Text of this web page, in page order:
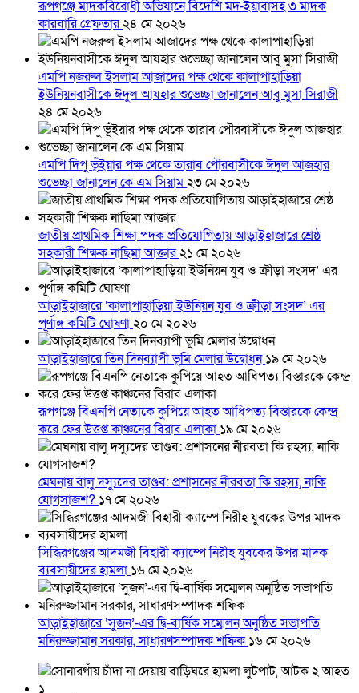
রূপগঞ্জে মাদকবিরোধী অভিযানে বিদেশি মদ-ইয়াবাসহ ৩ মাদক
কারবারি গ্রেফতার২৪ মে ২০২৬
এমপি নজরুল ইসলাম আজাদের পক্ষ থেকে কালাপাহাড়িয়া
ইউনিয়নবাসীকে ঈদুল আযহার শুভেচ্ছা জানালেন আবু মুসা সিরাজী
২৪ মে ২০২৬
এমপি দিপু ভূঁইয়ার পক্ষ থেকে তারাব পৌরবাসীকে ঈদুল আজহার
শুভেচ্ছা জানালেন কে এম সিয়াম২৩ মে ২০২৬
জাতীয় প্রাথমিক শিক্ষা পদক প্রতিযোগিতায় আড়াইহাজারে শ্রেষ্ঠ
সহকারী শিক্ষক নাছিমা আক্তার২১ মে ২০২৬
আড়াইহাজারে ‘কালাপাহাড়িয়া ইউনিয়ন যুব ও ক্রীড়া সংসদ’ এর
পূর্ণাঙ্গ কমিটি ঘোষণা২০ মে ২০২৬
আড়াইহাজারে তিন দিনব্যাপী ভূমি মেলার উদ্বোধন১৯ মে ২০২৬
রূপগঞ্জে বিএনপি নেতাকে কুপিয়ে আহত আধিপত্য বিস্তারকে কেন্দ্র
করে ফের উত্তপ্ত কাঞ্চনের বিরাব এলাকা ১৯ মে ২০২৬
মেঘনায় বালু দস্যুদের তাণ্ডব: প্রশাসনের নীরবতা কি রহস্য, নাকি
যোগসাজশ? ১৭ মে ২০২৬
সিদ্ধিরগঞ্জের আদমজী বিহারী ক্যাম্পে নিরীহ যুবকের উপর মাদক
ব্যবসায়ীদের হামলা ১৬ মে ২০২৬
আড়াইহাজারে ‘সুজন’-এর দ্বি-বার্ষিক সম্মেলন অনুষ্ঠিত সভাপতি
মনিরুজ্জামান সরকার, সাধারণসম্পাদক শফিক ১৬ মে ২০২৬